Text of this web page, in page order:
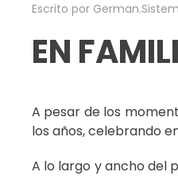
Escrito por
EN
A pesar de los
los años, celebrando
A lo largo y ancho del